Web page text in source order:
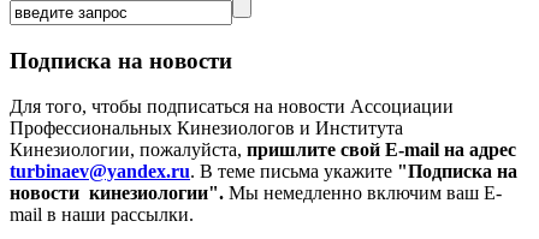
Подписка на новости
Для того, чтобы подписаться на новости Ассоциации
Профессиональных Кинезиологов и Института
Кинезиологии, пожалуйста, пришлите свой E-mail на адрес
turbinaev@yandex.ru. В теме письма укажите "Подписка на
новости кинезиологии". Мы немедленно включим ваш E-
mail в наши рассылки.